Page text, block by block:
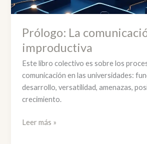
Prólogo: La
improductiva
Este libro colectivo es sobre los
comunicación en las universidades:
desarrollo, versatilidad, amenazas,
crecimiento.
Prólogo:
Leer más »